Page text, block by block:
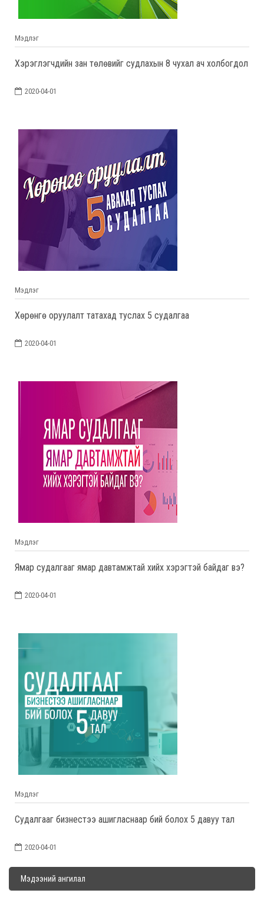
Мэдлэг
Хэрэглэгчдийн зан төлөвийг судлахын 8 чухал ач холбогдол
2020-04-01
Мэдлэг
Хөрөнгө оруулалт татахад туслах 5 судалгаа
2020-04-01
Мэдлэг
Ямар судалгааг ямар давтамжтай хийх хэрэгтэй байдаг вэ?
2020-04-01
Мэдлэг
Судалгааг бизнестээ ашигласнаар бий болох 5 давуу тал
2020-04-01
Мэдээний ангилал